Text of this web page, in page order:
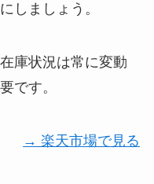
しましょう。
庫状況は常に変動
です。
→ 楽天市場で見る